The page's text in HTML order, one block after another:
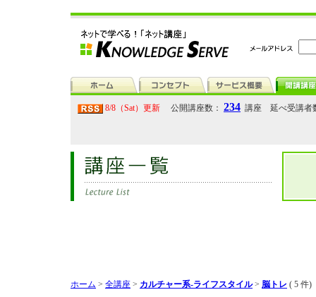
8/8（Sat）更新 公開講座数： 234 講座 延べ受講者
ホーム > 全講座 > カルチャー系-ライフスタイル> 脳トレ ( 5 件)